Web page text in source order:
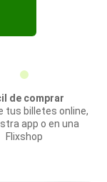
de comprar
tus billetes online,
app o en una
Flixshop